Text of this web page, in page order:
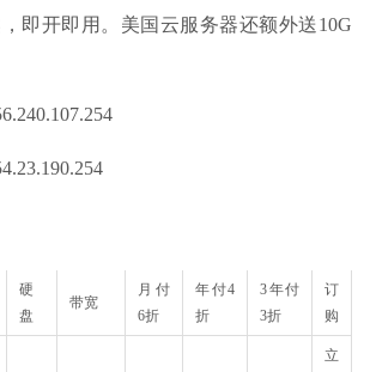
即开即用。美国云服务器还额外送10G
硬
盘
带宽
月付
6折
年付4
折
3年付
3折
订
购
立